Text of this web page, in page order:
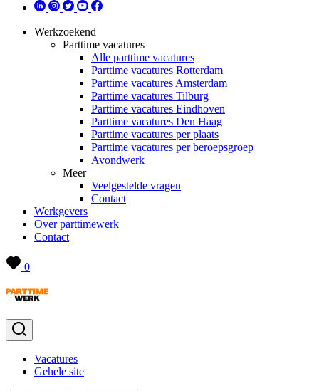
Werkzoekend
Parttime vacatures
Alle parttime vacatures
Parttime vacatures Rotterdam
Parttime vacatures Amsterdam
Parttime vacatures Tilburg
Parttime vacatures Eindhoven
Parttime vacatures Den Haag
Parttime vacatures per plaats
Parttime vacatures per beroepsgroep
Avondwerk
Meer
Veelgestelde vragen
Contact
Werkgevers
Over parttimewerk
Contact
0
Vacatures
Gehele site